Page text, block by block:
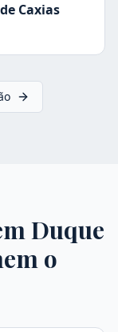
Caxias
Duque
o